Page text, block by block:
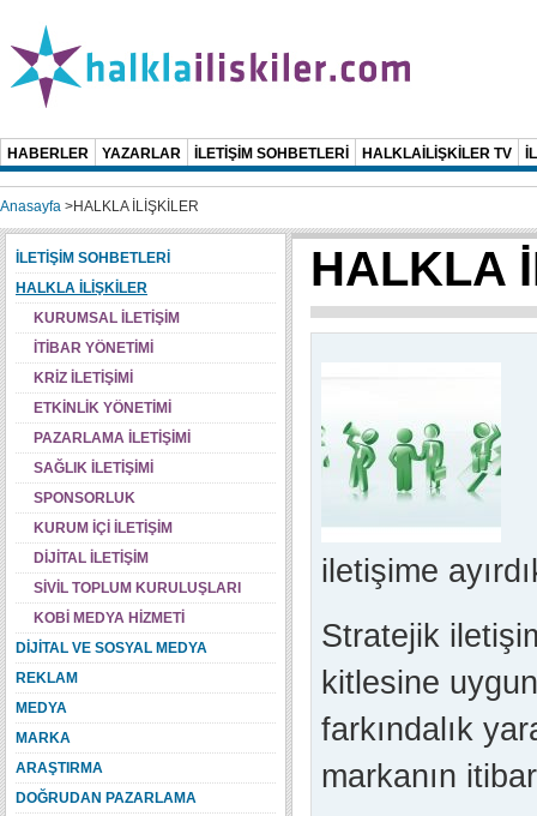
HABERLER YAZARLAR İLETİŞİM SOHBETLERİ HALKLAİLİŞKİLER TV
Anasayfa >HALKLA İLİŞKİLER
HALKLA
iletişime
Stratejik
kitlesine
farkındalık
markanın
İLETİŞİM SOHBETLERİ
HALKLA İLİŞKİLER
KURUMSAL İLETİŞİM
İTİBAR YÖNETİMİ
KRİZ İLETİŞİMİ
ETKİNLİK YÖNETİMİ
PAZARLAMA İLETİŞİMİ
SAĞLIK İLETİŞİMİ
SPONSORLUK
KURUM İÇİ İLETİŞİM
DİJİTAL İLETİŞİM
SİVİL TOPLUM KURULUŞLARI
KOBİ MEDYA HİZMETİ
DİJİTAL VE SOSYAL MEDYA
REKLAM
MEDYA
MARKA
ARAŞTIRMA
DOĞRUDAN PAZARLAMA